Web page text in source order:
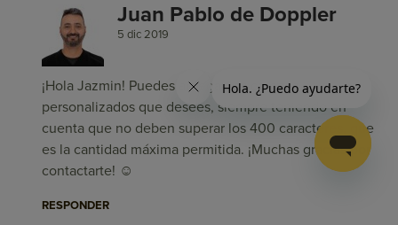
Juan Pablo de Doppler
5 dic 2019
¡Hola Jazmin! Puedes agregar los campos
personalizados que desees, siempre teniendo en
cuenta que no deben superar los 400 caracteres, que
es la cantidad máxima permitida. ¡Muchas gracias por
contactarte! ☺
RESPONDER